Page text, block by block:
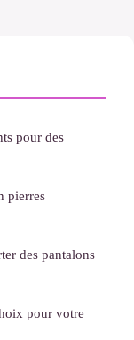
pour des
pierres
des pantalons
pour votre